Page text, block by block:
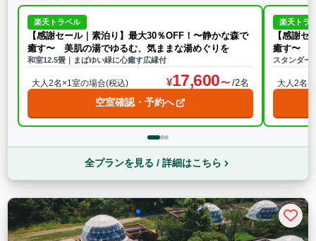
楽天トラベル
【感謝セール｜素泊り】最大30％OFF！〜静かな森で
癒す〜 美肌の湯でゆるむ、気ままな湯めぐりを
和室12.5畳｜まばゆい緑に心癒す広縁付
大人2名×1室の場合(税込) 17,600 /2名
空室確認・予約へ
楽天トラ
【感謝
癒す〜 美
スタンダー
大人2名
全プランを見る / 詳細はこちら